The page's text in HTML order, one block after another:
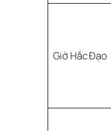
Giờ Hắc Đạo